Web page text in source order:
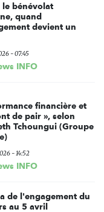
le bénévolat
quand
devient un
- 07:45
INFO
financière et
de pair », selon
Tchoungui (Groupe
- 14:52
INFO
de l'engagement du
au 5 avril